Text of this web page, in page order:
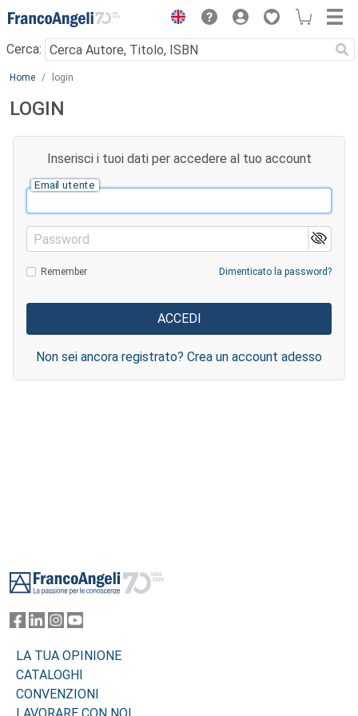
Menu
Cerca:
Main content
Home login
LOGIN
Inserisci i tuoi dati per accedere al tuo account
Email utente
Password
Remember Dimenticato la password?
Non sei ancora registrato? Crea un account adesso
LA TUA OPINIONE
CATALOGHI
CONVENZIONI